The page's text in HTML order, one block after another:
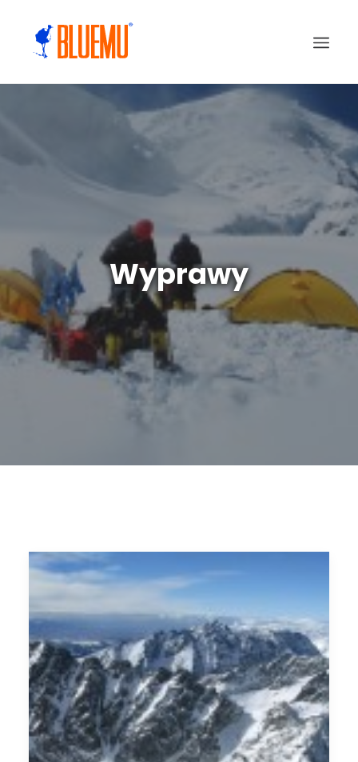
Wyprawy